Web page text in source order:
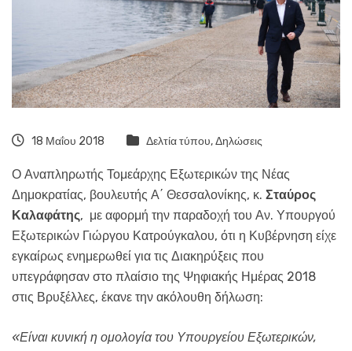
18 Μαΐου 2018 Δελτία τύπου,Δηλώσεις
Ο Αναπληρωτής Τομεάρχης Εξωτερικών της Νέας
Δημοκρατίας, βουλευτής Α΄ Θεσσαλονίκης, κ. Σταύρος
Καλαφάτης, με αφορμή την παραδοχή του Αν. Υπουργού
Εξωτερικών Γιώργου Κατρούγκαλου, ότι η Κυβέρνηση είχε
εγκαίρως ενημερωθεί για τις Διακηρύξεις που
υπεγράφησαν στο πλαίσιο της Ψηφιακής Ημέρας 2018
στις Βρυξέλλες, έκανε την ακόλουθη δήλωση:
«Είναι κυνική η ομολογία του Υπουργείου Εξωτερικών,